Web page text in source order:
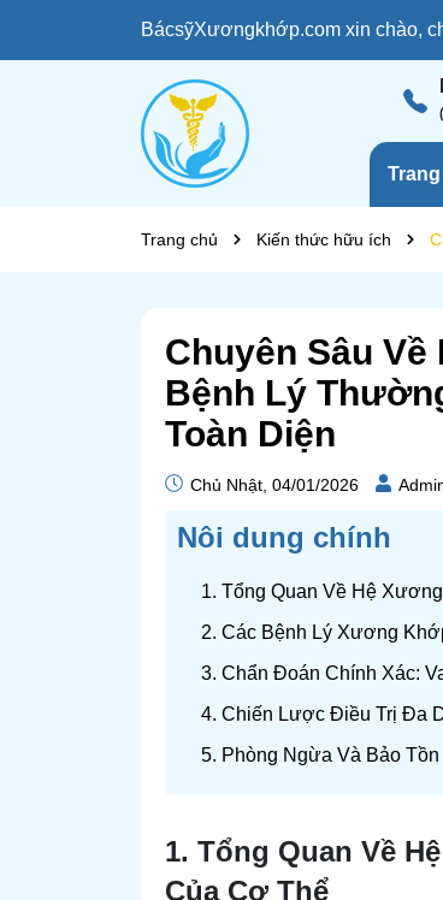
BácsỹXươngkhớp.com xin chào,
Trang chủ Kiến thức hữu ích
Chuyên Sâu
Bệnh Lý
Toàn Diện
Chủ Nhật, 04/01/2026
Nôi dung chính
1. Tổng Quan Về Hệ
2. Các Bệnh Lý Xương
3. Chẩn Đoán Chính Xác:
4. Chiến Lược Điều Trị Đa
5. Phòng Ngừa Và Bảo
1. Tổng Quan Về
Của Cơ Thể